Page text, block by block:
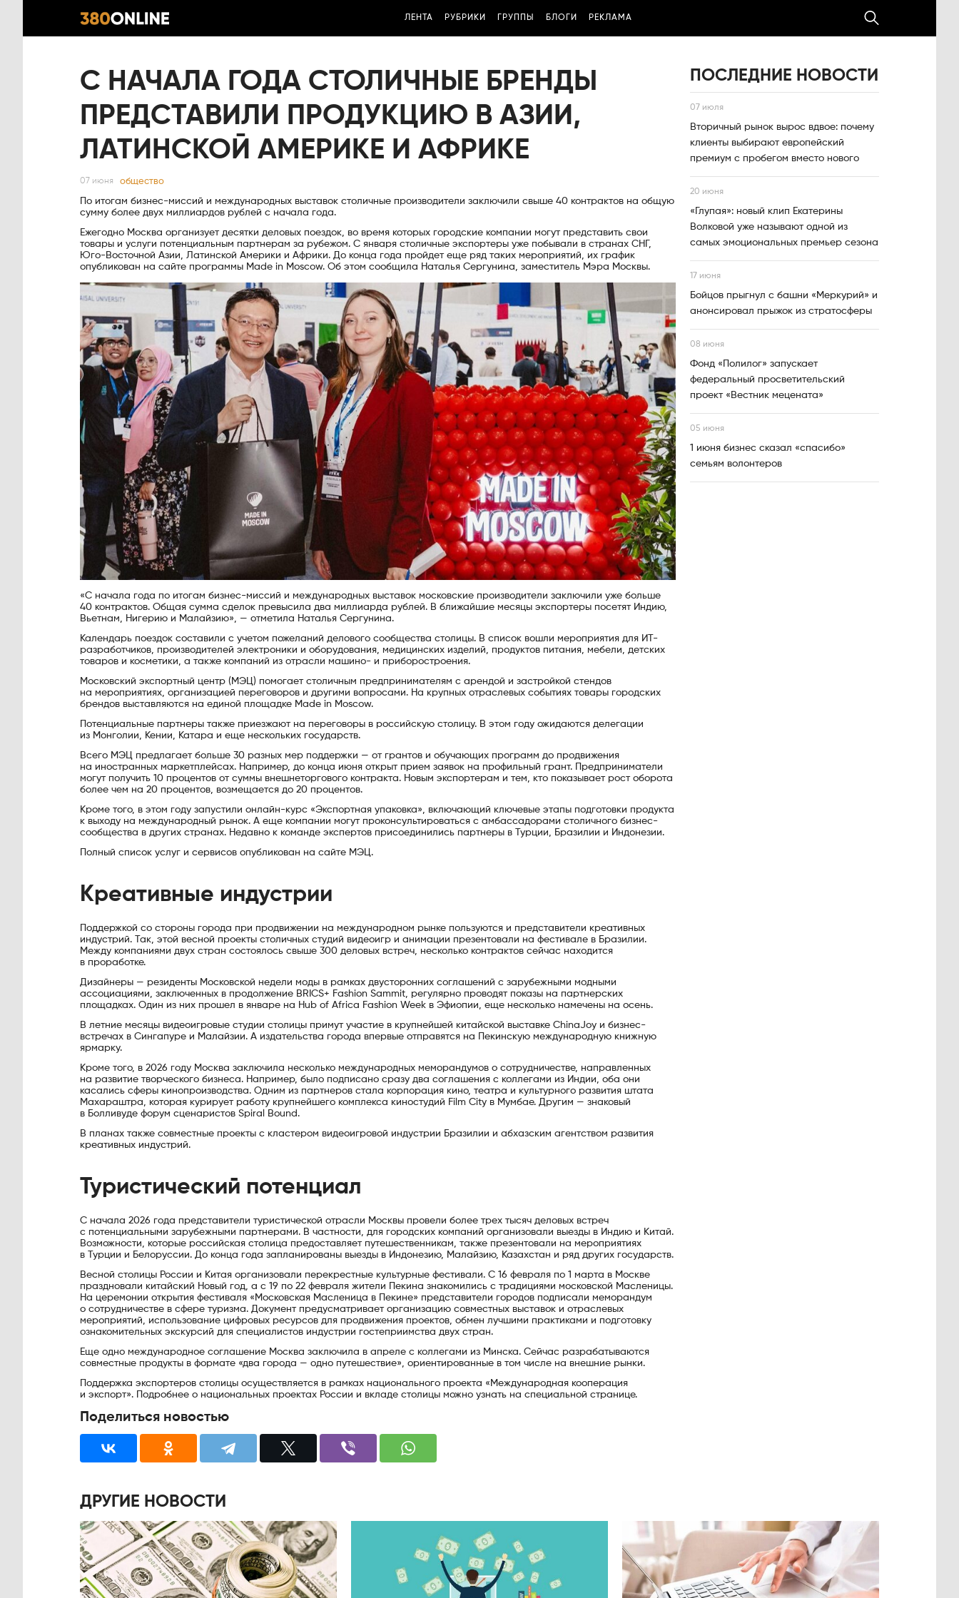
ЛЕНТА РУБРИКИ ГРУППЫ БЛОГИ РЕКЛАМА
С НАЧАЛА ГОДА СТОЛИЧНЫЕ БРЕНДЫ
ПРЕДСТАВИЛИ ПРОДУКЦИЮ В АЗИИ,
ЛАТИНСКОЙ АМЕРИКЕ И АФРИКЕ
07 июня общество
По итогам бизнес-миссий и международных выставок столичные производители заключили свыше 40 контрактов на общую
сумму более двух миллиардов рублей с начала года.
Ежегодно Москва организует десятки деловых поездок, во время которых городские компании могут представить свои
товары и услуги потенциальным партнерам за рубежом. С января столичные экспортеры уже побывали в странах СНГ,
Юго-Восточной Азии, Латинской Америки и Африки. До конца года пройдет еще ряд таких мероприятий, их график
опубликован на сайте программы Made in Moscow. Об этом сообщила Наталья Сергунина, заместитель Мэра Москвы.
«С начала года по итогам бизнес-миссий и международных выставок московские производители заключили уже больше
40 контрактов. Общая сумма сделок превысила два миллиарда рублей. В ближайшие месяцы экспортеры посетят Индию,
Вьетнам, Нигерию и Малайзию», — отметила Наталья Сергунина.
Календарь поездок составили с учетом пожеланий делового сообщества столицы. В список вошли мероприятия для ИТ-
разработчиков, производителей электроники и оборудования, медицинских изделий, продуктов питания, мебели, детских
товаров и косметики, а также компаний из отрасли машино- и приборостроения.
Московский экспортный центр (МЭЦ) помогает столичным предпринимателям с арендой и застройкой стендов
на мероприятиях, организацией переговоров и другими вопросами. На крупных отраслевых событиях товары городских
брендов выставляются на единой площадке Made in Moscow.
Потенциальные партнеры также приезжают на переговоры в российскую столицу. В этом году ожидаются делегации
из Монголии, Кении, Катара и еще нескольких государств.
Всего МЭЦ предлагает больше 30 разных мер поддержки — от грантов и обучающих программ до продвижения
на иностранных маркетплейсах. Например, до конца июня открыт прием заявок на профильный грант. Предприниматели
могут получить 10 процентов от суммы внешнеторгового контракта. Новым экспортерам и тем, кто показывает рост оборота
более чем на 20 процентов, возмещается до 20 процентов.
Кроме того, в этом году запустили онлайн-курс «Экспортная упаковка», включающий ключевые этапы подготовки продукта
к выходу на международный рынок. А еще компании могут проконсультироваться с амбассадорами столичного бизнес-
сообщества в других странах. Недавно к команде экспертов присоединились партнеры в Турции, Бразилии и Индонезии.
Полный список услуг и сервисов опубликован на сайте МЭЦ.
Креативные индустрии
Поддержкой со стороны города при продвижении на международном рынке пользуются и представители креативных
индустрий. Так, этой весной проекты столичных студий видеоигр и анимации презентовали на фестивале в Бразилии.
Между компаниями двух стран состоялось свыше 300 деловых встреч, несколько контрактов сейчас находится
в проработке.
Дизайнеры — резиденты Московской недели моды в рамках двусторонних соглашений с зарубежными модными
ассоциациями, заключенных в продолжение BRICS+ Fashion Sammit, регулярно проводят показы на партнерских
площадках. Один из них прошел в январе на Hub of Africa Fashion Week в Эфиопии, еще несколько намечены на осень.
В летние месяцы видеоигровые студии столицы примут участие в крупнейшей китайской выставке ChinaJoy и бизнес-
встречах в Сингапуре и Малайзии. А издательства города впервые отправятся на Пекинскую международную книжную
ярмарку.
Кроме того, в 2026 году Москва заключила несколько международных меморандумов о сотрудничестве, направленных
на развитие творческого бизнеса. Например, было подписано сразу два соглашения с коллегами из Индии, оба они
касались сферы кинопроизводства. Одним из партнеров стала корпорация кино, театра и культурного развития штата
Махараштра, которая курирует работу крупнейшего комплекса киностудий Film City в Мумбае. Другим — знаковый
в Болливуде форум сценаристов Spiral Bound.
В планах также совместные проекты с кластером видеоигровой индустрии Бразилии и абхазским агентством развития
креативных индустрий.
Туристический потенциал
С начала 2026 года представители туристической отрасли Москвы провели более трех тысяч деловых встреч
с потенциальными зарубежными партнерами. В частности, для городских компаний организовали выезды в Индию и Китай.
Возможности, которые российская столица предоставляет путешественникам, также презентовали на мероприятиях
в Турции и Белоруссии. До конца года запланированы выезды в Индонезию, Малайзию, Казахстан и ряд других государств.
Весной столицы России и Китая организовали перекрестные культурные фестивали. С 16 февраля по 1 марта в Москве
праздновали китайский Новый год, а с 19 по 22 февраля жители Пекина знакомились с традициями московской Масленицы.
На церемонии открытия фестиваля «Московская Масленица в Пекине» представители городов подписали меморандум
о сотрудничестве в сфере туризма. Документ предусматривает организацию совместных выставок и отраслевых
мероприятий, использование цифровых ресурсов для продвижения проектов, обмен лучшими практиками и подготовку
ознакомительных экскурсий для специалистов индустрии гостеприимства двух стран.
Еще одно международное соглашение Москва заключила в апреле с коллегами из Минска. Сейчас разрабатываются
совместные продукты в формате «два города — одно путешествие», ориентированные в том числе на внешние рынки.
Поддержка экспортеров столицы осуществляется в рамках национального проекта «Международная кооперация
и экспорт». Подробнее о национальных проектах России и вкладе столицы можно узнать на специальной странице.
Поделиться новостью
ПОСЛЕДНИЕ НОВОСТИ
07 июля
Вторичный рынок вырос вдвое: почему
клиенты выбирают европейский
премиум с пробегом вместо нового
20 июня
«Глупая»: новый клип Екатерины
Волковой уже называют одной из
самых эмоциональных премьер сезона
17 июня
Бойцов прыгнул с башни «Меркурий» и
анонсировал прыжок из стратосферы
08 июня
Фонд «Полилог» запускает
федеральный просветительский
проект «Вестник мецената»
05 июня
1 июня бизнес сказал «спасибо»
семьям волонтеров
ДРУГИЕ НОВОСТИ